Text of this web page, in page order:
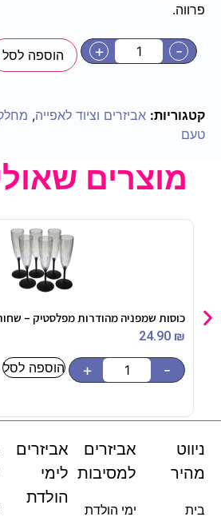
פרווה.
-
+ הוספה לסל
קטגוריות: אביזרים וציוד לאפייה,
טעם
מוצרים
כוסות שמפניה מהודרות מפלסטיק –
24.90 ₪
-
+ הוספה לסל
ניווט
מהיר
בית
אביזרים
למסיבות
ימי הולדת
אביזרים
לימי
הולדת